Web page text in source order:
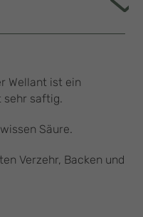
Wellant ist ein
sehr saftig.
Säure.
Verzehr, Backen und